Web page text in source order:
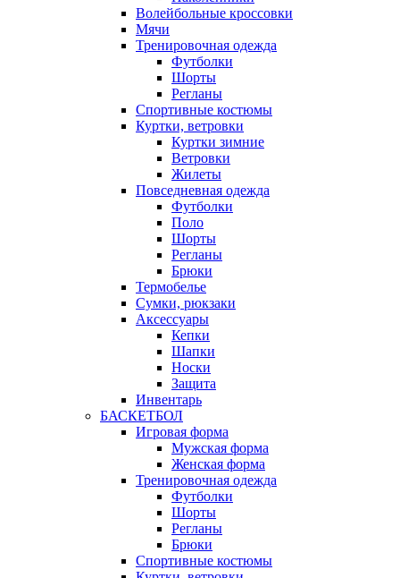
Волейбольные кроссовки
Мячи
Тренировочная одежда
Футболки
Шорты
Регланы
Спортивные костюмы
Куртки, ветровки
Куртки зимние
Ветровки
Жилеты
Повседневная одежда
Футболки
Поло
Шорты
Регланы
Брюки
Термобелье
Сумки, рюкзаки
Аксессуары
Кепки
Шапки
Носки
Защита
Инвентарь
БАСКЕТБОЛ
Игровая форма
Мужская форма
Женская форма
Тренировочная одежда
Футболки
Шорты
Регланы
Брюки
Спортивные костюмы